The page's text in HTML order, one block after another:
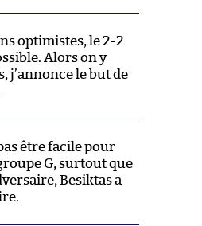
optimistes, le 2-2
Alors on y
j’annonce le but de
être facile pour
G, surtout que
Besiktas a